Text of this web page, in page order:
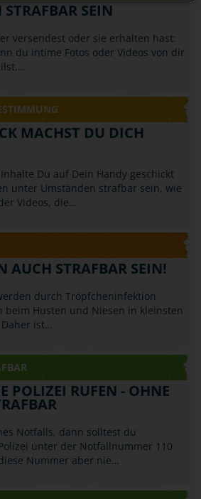
SEIN
versendest oder sie erhalten hast:
du intime Fotos oder Videos von dir
MACHST DU DICH
Du auf Dein Handy geschickt
unter Umständen strafbar sein, wie
Videos, die…
AUCH STRAFBAR SEIN!
durch Tröpfcheninfektion
beim Husten und Niesen in kleinsten
ist…
POLIZEI RUFEN - OHNE
Notfalls, dann solltest du
unter der Notfallnummer 110
Nummer aber nie…